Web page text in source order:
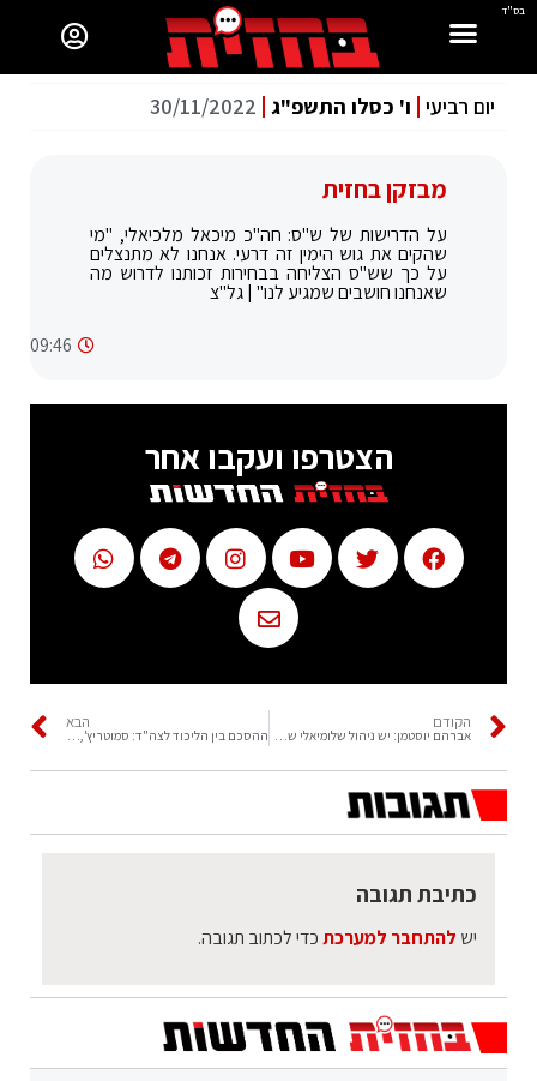
בס"ד
יום רביעי ו' כסלו התשפ"ג 30/11/2022
מבזקן בחזית
על הדרישות של ש"ס: חה"כ מיכאל מלכיאלי, "מי
שהקים את גוש הימין זה דרעי. אנחנו לא מתנצלים
על כך שש"ס הצליחה בבחירות זכותנו לדרוש מה
שאנחנו חושבים שמגיע לנו" | גל"צ
09:46
הצטרפו ועקבו אחר
הקודם הבא
כתיבת תגובה
יש להתחבר למערכתכדי לכתוב תגובה.